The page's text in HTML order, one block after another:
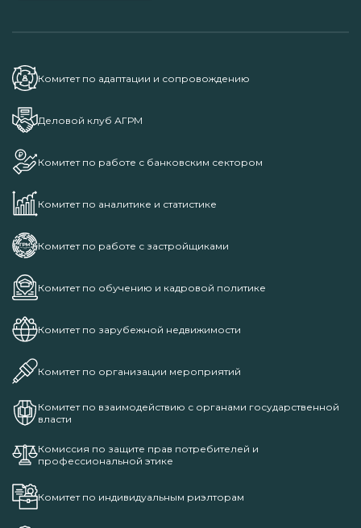
Комитет по адаптации и сопровождению
Деловой клуб АГРМ
Комитет по работе с банковским сектором
Комитет по аналитике и статистике
Комитет по работе с застройщиками
Комитет по обучению и кадровой политике
Комитет по зарубежной недвижимости
Комитет по организации мероприятий
Комитет по взаимодействию с органами государственной
власти
Комиссия по защите прав потребителей и
профессиональной этике
Комитет по индивидуальным риэлторам